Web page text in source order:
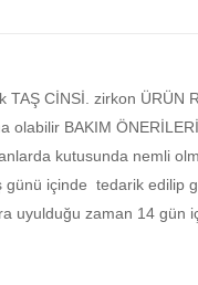
CİNSİ. zirkon
BAKIM
kutusunda nemli
içinde tedarik edilip
uyulduğu zaman 14 gün